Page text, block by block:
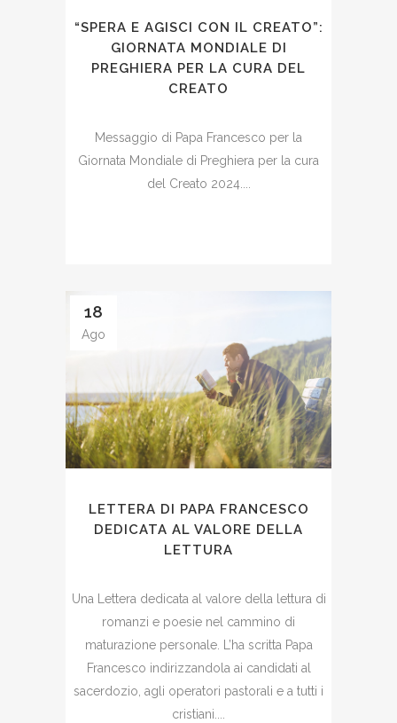
“SPERA E AGISCI CON IL CREATO”:
GIORNATA MONDIALE DI
PREGHIERA PER LA CURA DEL
CREATO
Messaggio di Papa Francesco per la
Giornata Mondiale di Preghiera per la cura
del Creato 2024....
18
Ago
LETTERA DI PAPA FRANCESCO
DEDICATA AL VALORE DELLA
LETTURA
Una Lettera dedicata al valore della lettura di
romanzi e poesie nel cammino di
maturazione personale. L’ha scritta Papa
Francesco indirizzandola ai candidati al
sacerdozio, agli operatori pastorali e a tutti i
cristiani....